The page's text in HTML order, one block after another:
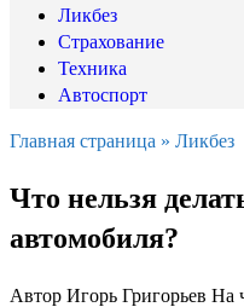
Ликбез
Страхование
Техника
Автоспорт
Главная страница » Ликбез
Что нельзя
автомобиля?
Автор Игорь Григорьев На